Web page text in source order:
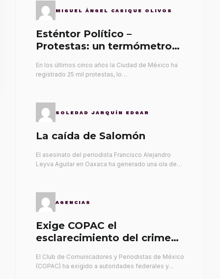
MIGUEL ÁNGEL CASIQUE OLIVOS
Esténtor Político –
Protestas: un termómetro
En los últimos cinco años la Ciudad de México ha
registrado 25 mil protestas, lo…
SOLEDAD JARQUÍN EDGAR
La caída de Salomón
El asesinato del periodista Francisco Alejandro
Leyva Aguilar en Oaxaca ha generado una ola de…
AGENCIAS
Exige COPAC el
esclarecimiento del crimen
El Club de Comunicadores y Periodistas de México
(COPAC) ha exigido a autoridades federales y…